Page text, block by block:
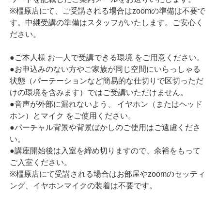
※橿原店にて、ご受講される場合はzoomの準備は不要で
す。中継受講の準備はスタッフがいたします。ご安心く
ださい。
●ご本人様 お一人で受講できる環境 をご用意ください。
●お申込みのない方やご家族が同じ空間にいらっしゃる
状態（パーテーションなど簡易的な仕切りで区切っただ
けの環境を含みます）ではご受講いただけません。
●音声が外部に漏れないよう、 イヤホン（またはヘッド
ホン）とマイク をご使用ください。
●バーチャル背景や背景ぼかしのご使用はご遠慮くださ
い。
●講座開始後は入室を締め切りますので、余裕をもって
ご入室ください。
※橿原店にて受講される場合はお部屋やzoomのセッティ
ング、イヤホンマイクの装着は不要です。